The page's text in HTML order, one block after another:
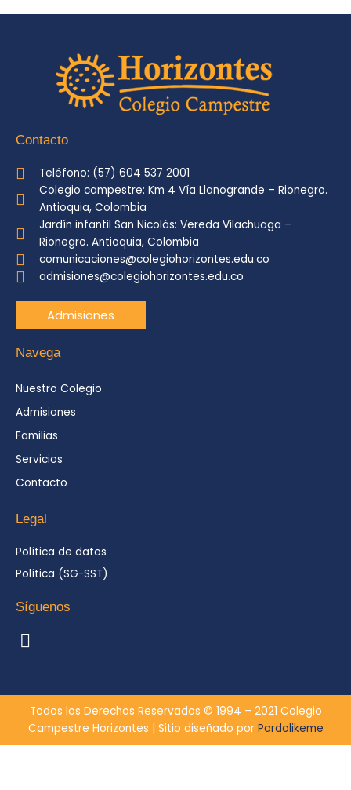
Contacto
Teléfono: (57) 604 537 2001
Colegio campestre: Km 4 Vía Llanogrande – Rionegro.
Antioquia, Colombia
Jardín infantil San Nicolás: Vereda Vilachuaga –
Rionegro. Antioquia, Colombia
comunicaciones@colegiohorizontes.edu.co
admisiones@colegiohorizontes.edu.co
Admisiones
Navega
Nuestro Colegio
Admisiones
Familias
Servicios
Contacto
Legal
Política de datos
Política (SG-SST)
Síguenos
I
t
a
g
r
Todos los Derechos Reservados © 1994 – 2021 Colegio
Campestre Horizontes | Sitio diseñado por Pardolikeme